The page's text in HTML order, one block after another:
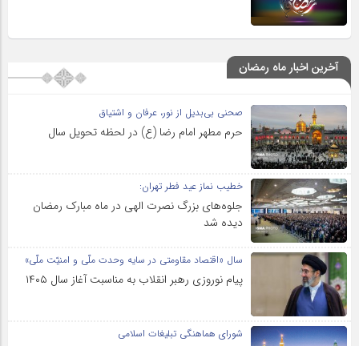
آخرین اخبار ماه رمضان
صحنی بی‌بدیل از نور، عرفان و اشتیاق
حرم مطهر امام رضا (ع) در لحظه تحویل سال
خطیب نماز عید فطر تهران:
جلوه‌های بزرگ نصرت الهی در ماه مبارک رمضان
دیده شد
سال «اقتصاد مقاومتی در سایه وحدت ملّی و امنیّت ملّی»
پیام نوروزی رهبر انقلاب به مناسبت آغاز سال ۱۴۰۵
شورای هماهنگی تبلیغات اسلامی